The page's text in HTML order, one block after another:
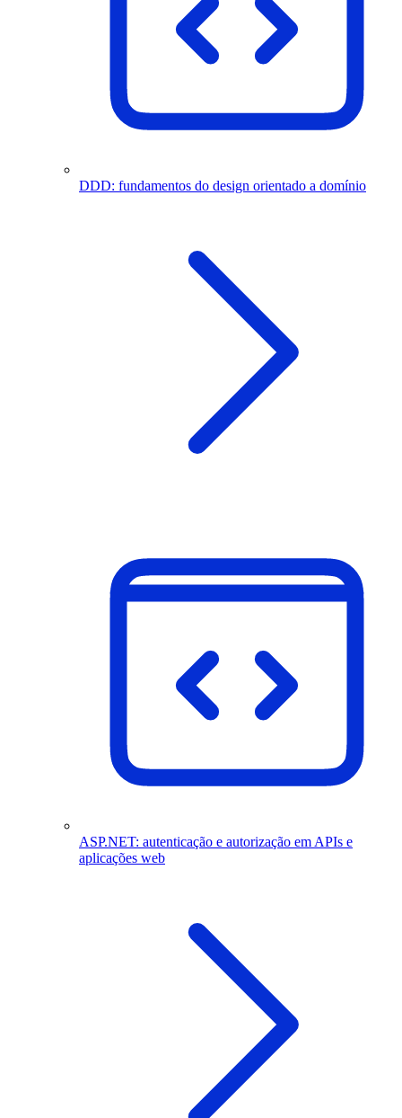
DDD: fundamentos do design orientado a domínio
ASP.NET: autenticação e autorização em APIs e
aplicações web